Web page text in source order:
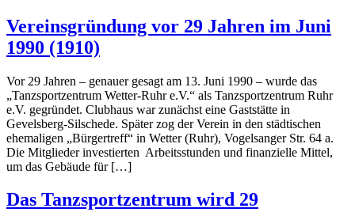
Vereinsgründung vor 29 Jahren im Juni
1990 (1910)
Vor 29 Jahren – genauer gesagt am 13. Juni 1990 – wurde das
„Tanzsportzentrum Wetter-Ruhr e.V.“ als Tanzsportzentrum Ruhr
e.V. gegründet. Clubhaus war zunächst eine Gaststätte in
Gevelsberg-Silschede. Später zog der Verein in den städtischen
ehemaligen „Bürgertreff“ in Wetter (Ruhr), Vogelsanger Str. 64 a.
Die Mitglieder investierten Arbeitsstunden und finanzielle Mittel,
um das Gebäude für […]
Das Tanzsportzentrum wird 29